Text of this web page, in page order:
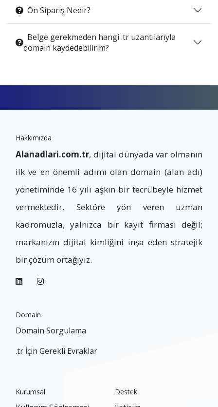
Ön Sipariş Nedir?
Belge gerekmeden hangi .tr uzantılarıyla
domain kaydedebilirim?
Hakkımızda
Alanadlari.com.tr, dijital dünyada var olmanın
ilk ve en önemli adımı olan domain (alan adı)
yönetiminde 16 yılı aşkın bir tecrübeyle hizmet
vermektedir. Sektöre yön veren uzman
kadromuzla, yalnızca bir kayıt firması değil;
markanızın dijital kimliğini inşa eden stratejik
bir çözüm ortağıyız.
Domain
Domain Sorgulama
.tr İçin Gerekli Evraklar
Kurumsal Destek